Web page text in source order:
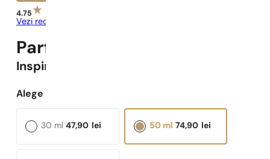
4.75
Vezi recenziile
Parfumuri Pariziene N° 469 -
Inspirat
Alege capacitatea:
47,90 lei
30 ml 74,90 lei
50 ml